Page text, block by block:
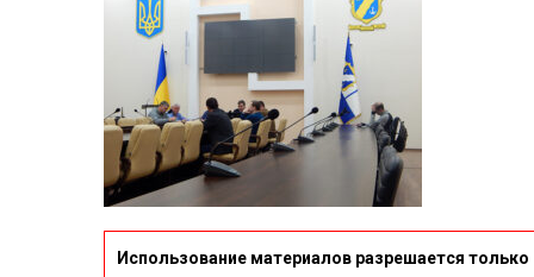
Использование материалов разрешается